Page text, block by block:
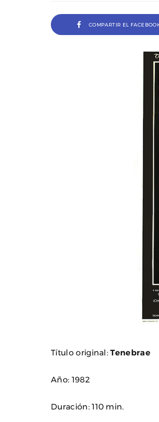
COMPARTIR EL
Título original:Tenebrae
Año: 1982
Duración: 110 min.
Cosco,